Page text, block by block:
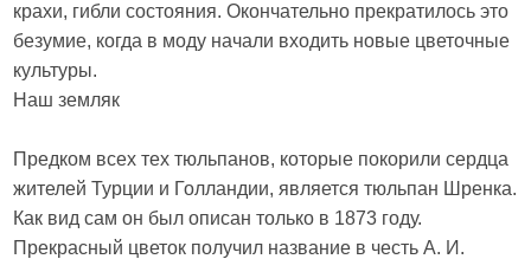
крахи, гибли состояния. Окончательно прекратилось это
безумие, когда в моду начали входить новые цветочные
культуры.
Наш земляк
Предком всех тех тюльпанов, которые покорили сердца
жителей Турции и Голландии, является тюльпан Шренка.
Как вид сам он был описан только в 1873 году.
Прекрасный цветок получил название в честь А. И.